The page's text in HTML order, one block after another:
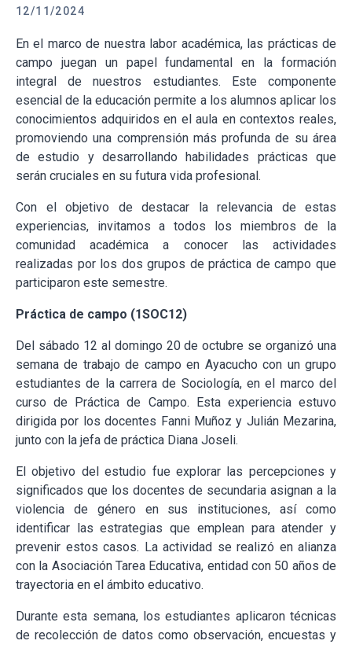
12/11/2024
En el marco de nuestra labor académica, las prácticas de
campo juegan un papel fundamental en la formación
integral de nuestros estudiantes. Este componente
esencial de la educación permite a los alumnos aplicar los
conocimientos adquiridos en el aula en contextos reales,
promoviendo una comprensión más profunda de su área
de estudio y desarrollando habilidades prácticas que
serán cruciales en su futura vida profesional.
Con el objetivo de destacar la relevancia de estas
experiencias, invitamos a todos los miembros de la
comunidad académica a conocer las actividades
realizadas por los dos grupos de práctica de campo que
participaron este semestre.
Práctica de campo (1SOC12)
Del sábado 12 al domingo 20 de octubre se organizó una
semana de trabajo de campo en Ayacucho con un grupo
estudiantes de la carrera de Sociología, en el marco del
curso de Práctica de Campo. Esta experiencia estuvo
dirigida por los docentes Fanni Muñoz y Julián Mezarina,
junto con la jefa de práctica Diana Joseli.
El objetivo del estudio fue explorar las percepciones y
significados que los docentes de secundaria asignan a la
violencia de género en sus instituciones, así como
identificar las estrategias que emplean para atender y
prevenir estos casos. La actividad se realizó en alianza
con la Asociación Tarea Educativa, entidad con 50 años de
trayectoria en el ámbito educativo.
Durante esta semana, los estudiantes aplicaron técnicas
de recolección de datos como observación, encuestas y